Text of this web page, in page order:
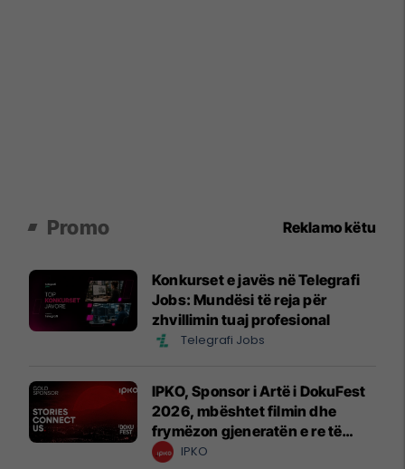
Promo Reklamo këtu
Konkurset e javës në Telegrafi
Jobs: Mundësi të reja për
zhvillimin tuaj profesional
Telegrafi Jobs
IPKO, Sponsor i Artë i DokuFest
2026, mbështet filmin dhe
frymëzon gjeneratën e re të
krijuesve
IPKO